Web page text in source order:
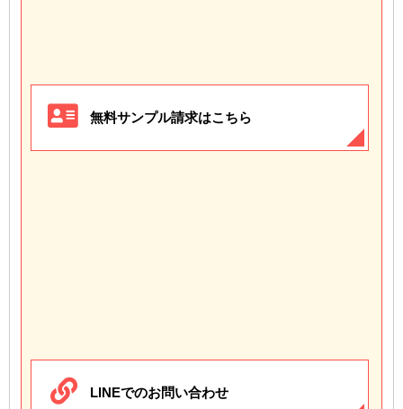
無料サンプル請求はこちら
LINEでのお問い合わせ